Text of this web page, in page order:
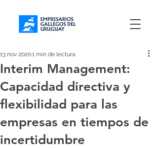
Interim Management:
Capacidad directiva y
flexibilidad para las
empresas en tiempos de
incertidumbre
13 nov 20201 min de lectura